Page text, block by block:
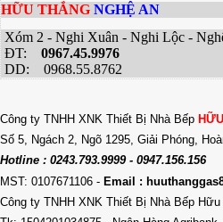
HỮU THẮNG NGHỆ AN
Xóm 2 - Nghi Xuân - Nghi Lộc -
ĐT: 0967.45.9976
DD: 0968.55.8762
Công ty TNHH XNK Thiết Bị Nhà Bếp
Số 5, Ngách 2, Ngõ 1295, Giải Phóng,
Hotline : 0243.793.9999 - 0947.156.156
MST: 0107671106 - Email :
Công ty TNHH XNK Thiết Bị Nhà Bếp Hữu